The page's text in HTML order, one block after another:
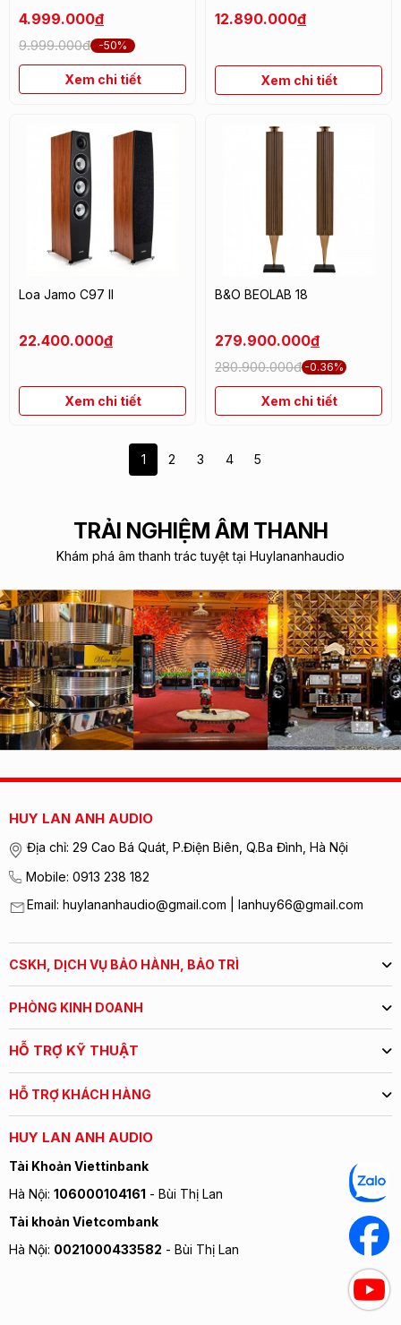
4.999.000đ
9.999.000đ -50%
Xem chi tiết
12.890.000đ
Xem chi tiết
Loa Jamo C97 II
22.400.000đ
Xem chi tiết
B&O BEOLAB 18
279.900.000đ
280.900.000đ -0.36%
Xem chi tiết
1 2 3 4 5
TRẢI NGHIỆM ÂM THANH
Khám phá âm thanh trác tuyệt tại Huylananhaudio
HUY LAN ANH AUDIO
Địa chỉ: 29 Cao Bá Quát, P.Điện Biên, Q.Ba Đình, Hà Nội
Mobile: 0913 238 182
Email: huylananhaudio@gmail.com | lanhuy66@gmail.com
CSKH, DỊCH VỤ BẢO HÀNH, BẢO TRÌ
PHÒNG KINH DOANH
HỖ TRỢ KỸ THUẬT
HỖ TRỢ KHÁCH HÀNG
HUY LAN ANH AUDIO
Tài Khoản Viettinbank
Hà Nội: 106000104161 - Bùi Thị Lan
Tài khoản Vietcombank
Hà Nội: 0021000433582 - Bùi Thị Lan